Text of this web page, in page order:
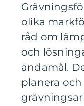
olika
råd om
och
ändamål.
planera